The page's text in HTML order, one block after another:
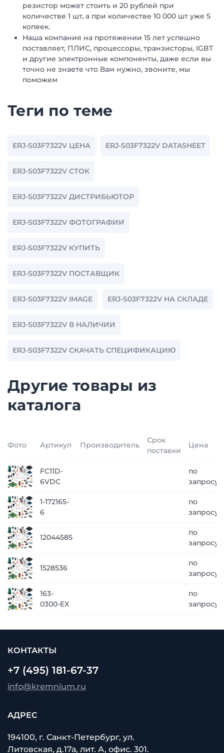
резистор может стоить и 20 рублей при
количестве 1 шт, а при количестве 10 000 шт уже 5
копеек.
Наша компания на протяжении 15 лет успешно
поставляет, ПЛИС, процессоры, транзисторы, IGBT
и другие электронные компоненты, даже если вы
точно не знаете что Вам нужно, звоните, мы
поможем
Теги по теме
ERJ-S03F7322V ЦЕНА ERJ-S03F7322V DATASHEET
ERJ-S03F7322V СТОК
ERJ-S03F7322V ДИСТРИБЬЮТОР
ERJ-S03F7322V ФОТОГРАФИИ
ERJ-S03F7322V КУПИТЬ
ERJ-S03F7322V ПОСТАВЩИК
ERJ-S03F7322V IMAGE ERJ-S03F7322V НА СКЛАДЕ
ERJ-S03F7322V В НАЛИЧИИ
ERJ-S03F7322V СКАЧАТЬ СПЕЦИФИКАЦИЮ
Другие товары из
каталога
Фото Артикул Производитель
Срок
поставки
Цена
FC11D-
6VDC
по
запросу
1-172165-
6
по
запросу
12044585
по
запросу
1528536
по
запросу
163-
0300-EX
по
запросу
КОНТАКТЫ
+7 (495) 181-67-37
info@kremnium.ru
АДРЕС
194100, г. Санкт-Петербург, ул.
Литовская, д.17а, лит. А, офис. 301.